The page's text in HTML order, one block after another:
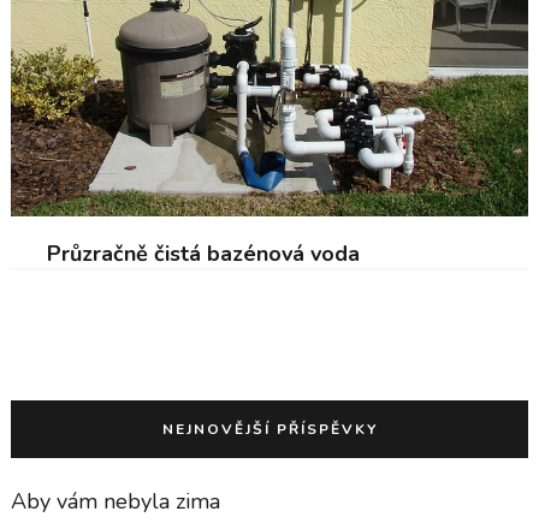
Průzračně čistá bazénová voda
NEJNOVĚJŠÍ PŘÍSPĚVKY
Aby vám nebyla zima